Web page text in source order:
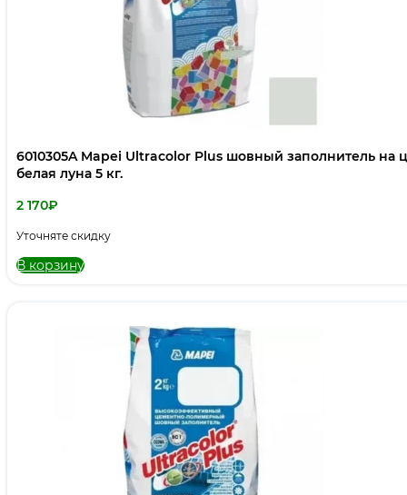
6010305A Mapei Ultracolor Plus шовный заполнитель на
белая луна 5 кг.
2 170₽
Уточняте скидку
В корзину